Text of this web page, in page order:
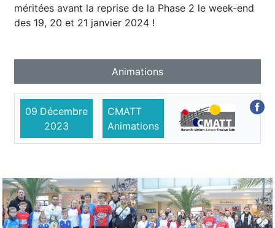
méritées avant la reprise de la Phase 2 le week-end
des 19, 20 et 21 janvier 2024 !
Animations
09 Décembre
2023
CMATT
Animations